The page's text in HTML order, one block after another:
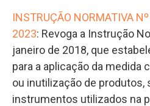
INSTRUÇÃO NORMATIVA
2023: Revoga a Instrução
janeiro de 2018, que
para a aplicação da medida
ou inutilização de produtos,
instrumentos utilizados na